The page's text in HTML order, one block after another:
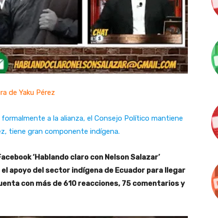
de Yaku Pérez
a la alianza, el Consejo Político mantiene
tiene gran componente indígena.
‘Hablando claro con Nelson Salazar’
apoyo del sector indígena de Ecuador para llegar
con más de 610 reacciones, 75 comentarios y